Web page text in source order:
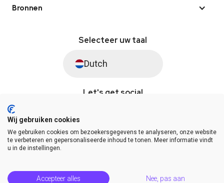
Bronnen
Selecteer uw taal
Dutch
Let's get social
© Saysimple 2026 · WhatsApp Automation Platform
Algemene voorwaardenDPAPrivacy statement
Release Notes
Wij gebruiken cookies
We gebruiken cookies om bezoekersgegevens te analyseren, onze website
te verbeteren en gepersonaliseerde inhoud te tonen. Meer informatie vindt
u in de instellingen.
Accepteer alles Nee, pas aan